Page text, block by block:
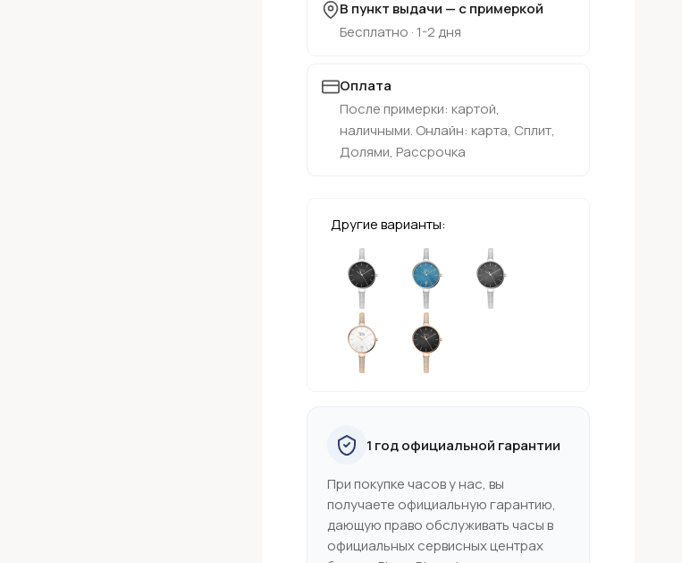
В пункт выдачи — с примеркой
Бесплатно · 1-2 дня
Оплата
После примерки: картой,
наличными. Онлайн: карта, Сплит,
Долями, Рассрочка
Другие варианты:
1 год официальной гарантии
При покупке часов у нас, вы
получаете официальную гарантию,
дающую право обслуживать часы в
официальных сервисных центрах